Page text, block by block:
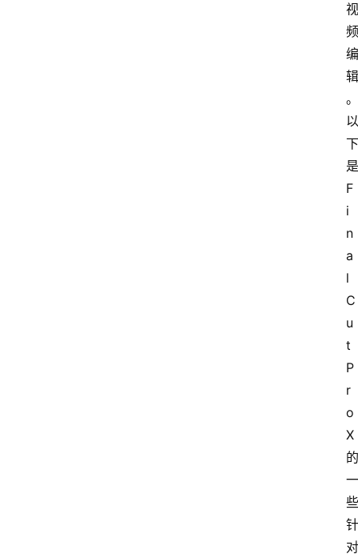
视
频
编
辑
。
以
下
是
F
i
n
a
l
C
u
t
P
r
o
X
的
一
些
针
对